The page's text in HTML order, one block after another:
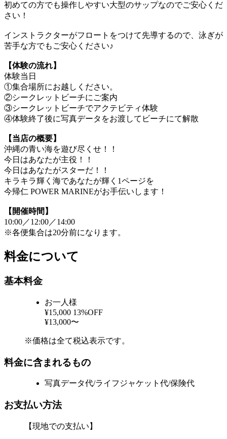
初めての方でも操作しやすい大型のサップなのでご安心くだ
さい！
インストラクターがフロートをつけて先導するので、泳ぎが
苦手な方でもご安心ください♪
【体験の流れ】
体験当日
①集合場所にお越しください。
②シークレットビーチにご案内
③シークレットビーチでアクテビティ体験
④体験終了後に写真データをお渡してビーチにて解散
【当店の概要】
沖縄の青い海を遊び尽くせ！！
今日はあなたが主役！！
今日はあなたがスターだ！！
キラキラ輝く海であなたが輝く1ページを
今帰仁 POWER MARINEがお手伝いします！
【開催時間】
10:00／12:00／14:00
※各便集合は20分前になります。
料金について
基本料金
お一人様
¥15,000 13%OFF
¥13,000〜
※価格は全て税込表示です。
料金に含まれるもの
写真データ代/ライフジャケット代/保険代
お支払い方法
【現地での支払い】